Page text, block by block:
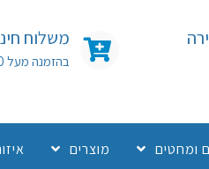
משלוח
בהזמנה מעל 500 ₪ + מע״מ
ומחטים מוצרים